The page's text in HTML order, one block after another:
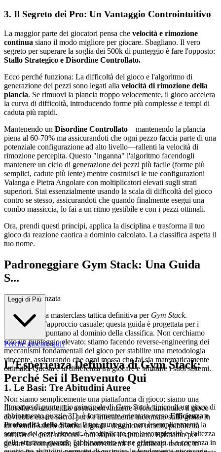
3. Il Segreto dei Pro: Un Vantaggio Controintuitivo
La maggior parte dei giocatori pensa che velocità e rimozione
continua siano il modo migliore per giocare. Sbagliano. Il vero
segreto per superare la soglia dei 500k di punteggio è fare l'opposto:
Stallo Strategico e Disordine Controllato.
Ecco perché funziona: La difficoltà del gioco e l'algoritmo di
generazione dei pezzi sono legati alla velocità di rimozione della
plancia. Se rimuovi la plancia troppo velocemente, il gioco accelera
la curva di difficoltà, introducendo forme più complesse e tempi di
caduta più rapidi.
Mantenendo un Disordine Controllato—mantenendo la plancia
piena al 60-70% ma assicurandoti che ogni pezzo faccia parte di una
potenziale configurazione ad alto livello—rallenti la velocità di
rimozione percepita. Questo "inganna" l'algoritmo facendogli
mantenere un ciclo di generazione dei pezzi più facile (forme più
semplici, cadute più lente) mentre costruisci le tue configurazioni
Valanga e Pietra Angolare con moltiplicatori elevati sugli strati
superiori. Stai essenzialmente usando la scala di difficoltà del gioco
contro se stesso, assicurandoti che quando finalmente esegui una
combo massiccia, lo fai a un ritmo gestibile e con i pezzi ottimali.
Ora, prendi questi principi, applica la disciplina e trasforma il tuo
gioco da reazione caotica a dominio calcolato. La classifica aspetta il
tuo nome.
Padroneggiare Gym Stack: Una Guida
S...
trategica Avanzata
Benvenuti alla masterclass tattica definitiva per Gym Stack.
Dimenticate l'approccio casuale; questa guida è progettata per i
giocatori che puntano al dominio della classifica. Non cerchiamo
solo un punteggio elevato; stiamo facendo reverse-engineering dei
meccanismi fondamentali del gioco per stabilire una metodologia
vincente, assicurando che ogni mossa che fai sia matematicamente
ottimale. Questa è la differenza tra giocare e sfruttare i suoi sistemi.
1. Le Basi: Tre Abitudini Auree
Il motore di punteggio principale diGym Stack, tipico di un gioco di
abbinamento puzzle 3D, è fortemente orientato versoEfficienza e
Profondità dello Stack. Il tuo punteggio non è semplicemente la
somma dei pezzi rimossi; è moltiplicato per la complessità e l'altezza
della struttura quando l'abbinamento viene effettuato. La coerenza in
Leggi di Più
Perché giocare qui?
L'Esperienza Definitiva di Gym Stack:
Perché Sei il Benvenuto Qui
Non siamo semplicemente una piattaforma di gioco; siamo una
filosofia in azione. La nostra convinzione è fondamentale: il gioco
dovrebbe essere sacro, puro e interamente incentrato sulla gioia. In
un mondo saturo di attriti digitali - download infiniti, pubblicità
intrusive e costi nascosti - noi siamo il santuario. Esistiamo per
gestire la complessità, gli inconvenienti e i grattacapi tecnici, in